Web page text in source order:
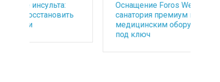
Оснащение Foros Wellness&Park -
санатория премиум класса
медицинским оборудованием